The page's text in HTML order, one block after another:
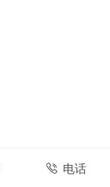
电话